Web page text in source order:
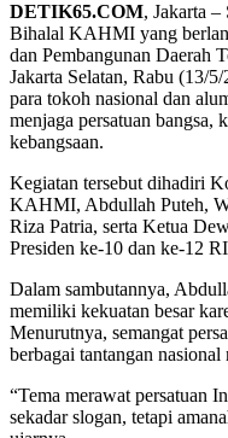
DETIK65.COM, Jakarta
Bihalal KAHMI yang
dan Pembangunan Daerah
Jakarta Selatan, Rabu (13/
para tokoh nasional dan
menjaga persatuan bangsa,
kebangsaan.
Kegiatan tersebut dihadiri
KAHMI, Abdullah Puteh,
Riza Patria, serta Ketua
Presiden ke-10 dan ke-12
Dalam sambutannya,
memiliki kekuatan besar
Menurutnya, semangat
berbagai tantangan
“Tema merawat persatuan
sekadar slogan, tetapi